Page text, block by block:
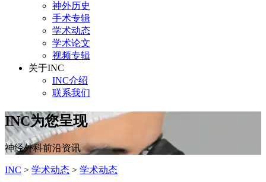
神外历史
手术专辑
学术动态
学术论文
视频专辑
关于INC
INC介绍
联系我们
INC为您呈现
神经外科前沿资讯
INC > 学术动态 > 学术动态